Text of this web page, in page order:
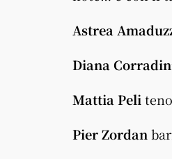
Astrea
Diana
Mattia Peli
Pier Zordan